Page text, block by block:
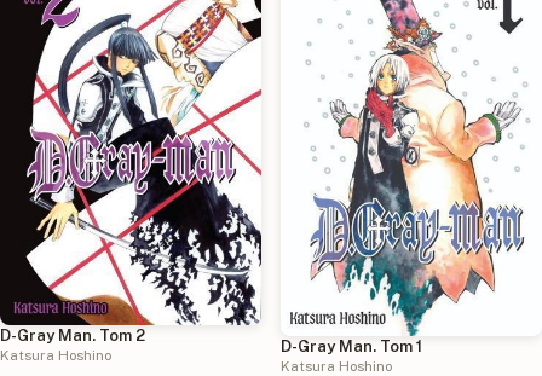
D-Gray Man. Tom 2
Katsura Hoshino
D-Gray Man. Tom 1
Katsura Hoshino